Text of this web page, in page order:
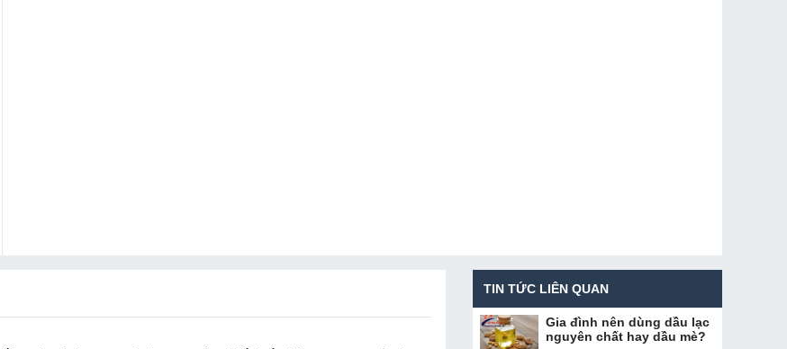
TIN TỨC LIÊN QUAN
Gia đình nên dùng dầu lạc
nguyên chất hay dầu mè?